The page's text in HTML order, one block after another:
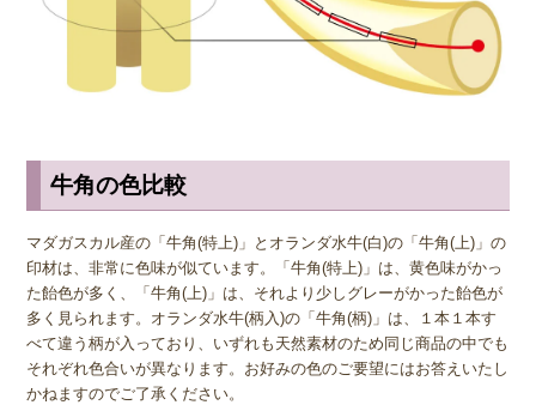
逆に芯持ちではない牛角印材はひび割れしやすく、耐久性が低くなっ
てしまいます。 印鑑として使われるのは芯持ちばかりですが、お店
によってはそうでない印材が使われている場合もあります。 品質に
大きくかかわることですので、実印などの重要な印鑑を注文する際
◆ 注意点と保管方法
牛角(うしつの)印材は、乾燥に弱い素材なので、適切な手入れをしな
いとひび割れたり形が歪んでしまうことがあります。急激な温度変化
や高温多湿の環境を避けて衝撃から保護するために、必ず専用のケー
スに入れて保管するようにしましょう。空気が乾燥しやすい冬季は特
にケースの外に出しておかないようにしましょう。また、直射日光
は、変色の原因にもなるため冷暗所での保管が理想です。主成分はタ
ンパク質であるため、虫に食われてしまうこともありますので、個別
牛角の色比較
マダガスカル産の「牛角(特上)」とオランダ水牛(白)の「牛角(上)」の
印材は、非常に色味が似ています。「牛角(特上)」は、黄色味がかっ
た飴色が多く、「牛角(上)」は、それより少しグレーがかった飴色が
多く見られます。オランダ水牛(柄入)の「牛角(柄)」は、１本１本す
べて違う柄が入っており、いずれも天然素材のため同じ商品の中でも
それぞれ色合いが異なります。お好みの色のご要望にはお答えいたし
かねますのでご了承ください。